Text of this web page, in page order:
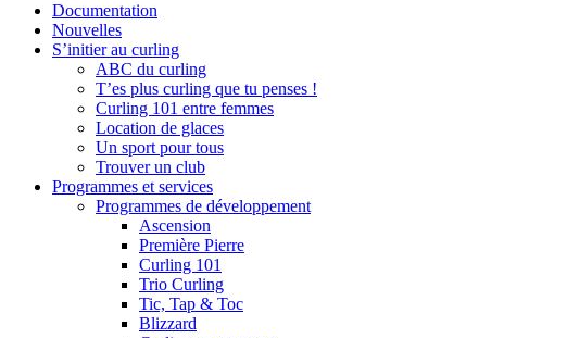
Documentation
Nouvelles
S’initier au curling
ABC du curling
T’es plus curling que tu penses !
Curling 101 entre femmes
Location de glaces
Un sport pour tous
Trouver un club
Programmes et services
Programmes de développement
Ascension
Première Pierre
Curling 101
Trio Curling
Tic, Tap & Toc
Blizzard